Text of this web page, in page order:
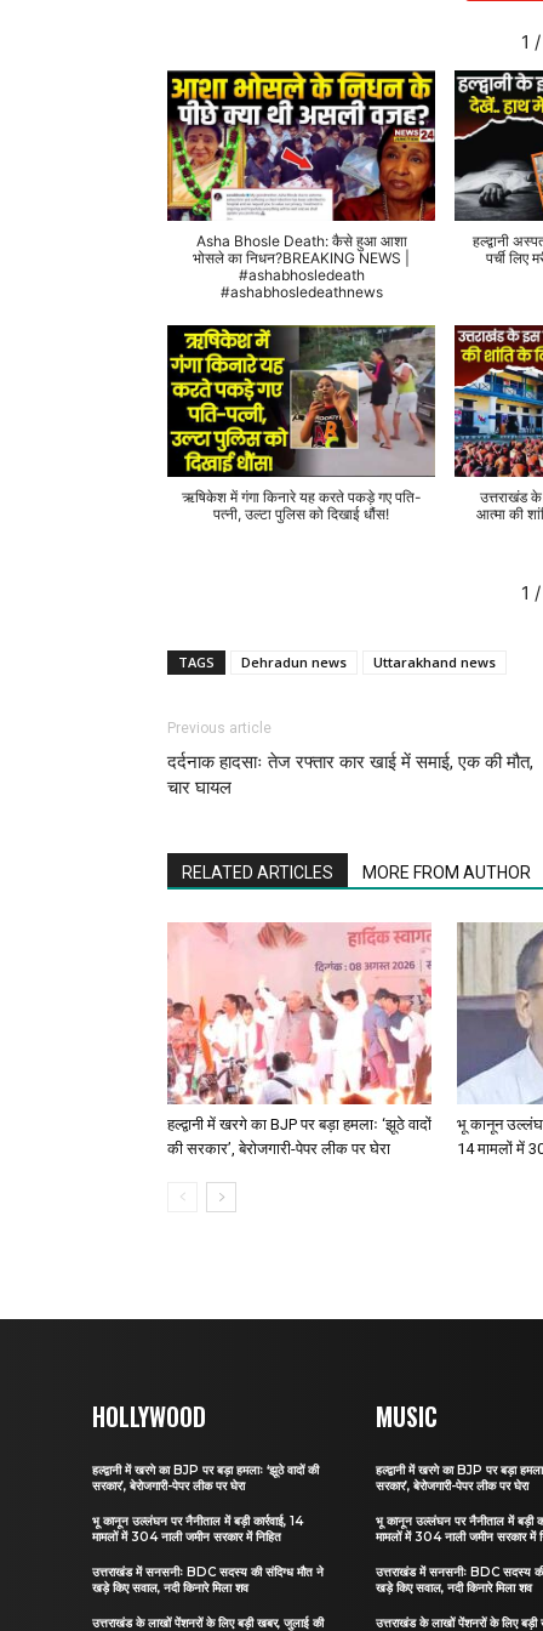
1 /
Asha Bhosle Death: कैसे हुआ आशा
भोसले का निधन?BREAKING NEWS |
#ashabhosledeath
#ashabhosledeathnews
हल्द्वानी
पर्ची
ऋषिकेश में गंगा किनारे यह करते पकड़े गए पति-
पत्नी, उल्टा पुलिस को दिखाई धौंस!
उत्तराखंड
आत्मा की
1 /
TAGS Dehradun news Uttarakhand news
Previous article
दर्दनाक हादसाः तेज रफ्तार कार खाई में समाई, एक की मौत,
चार घायल
RELATED ARTICLES MORE FROM AUTHOR
हल्द्वानी में खरगे का BJP पर बड़ा हमलाः ‘झूठे वादों
की सरकार’, बेरोजगारी-पेपर लीक पर घेरा
भू कानून
14 मामलों में
HOLLYWOOD
हल्द्वानी में खरगे का BJP पर बड़ा हमलाः ‘झूठे वादों की
सरकार’, बेरोजगारी-पेपर लीक पर घेरा
भू कानून उल्लंघन पर नैनीताल में बड़ी कार्रवाई, 14
मामलों में 304 नाली जमीन सरकार में निहित
उत्तराखंड में सनसनीः BDC सदस्य की संदिग्ध मौत ने
खड़े किए सवाल, नदी किनारे मिला शव
उत्तराखंड के लाखों पेंशनरों के लिए बड़ी खबर, जुलाई की
MUSIC
हल्द्वानी में खरगे का BJP पर बड़ा
सरकार’, बेरोजगारी-पेपर लीक पर घेरा
भू कानून उल्लंघन पर नैनीताल में बड़ी
मामलों में 304 नाली जमीन सरकार में
उत्तराखंड में सनसनीः BDC सदस्य
खड़े किए सवाल, नदी किनारे मिला शव
उत्तराखंड के लाखों पेंशनरों के लिए